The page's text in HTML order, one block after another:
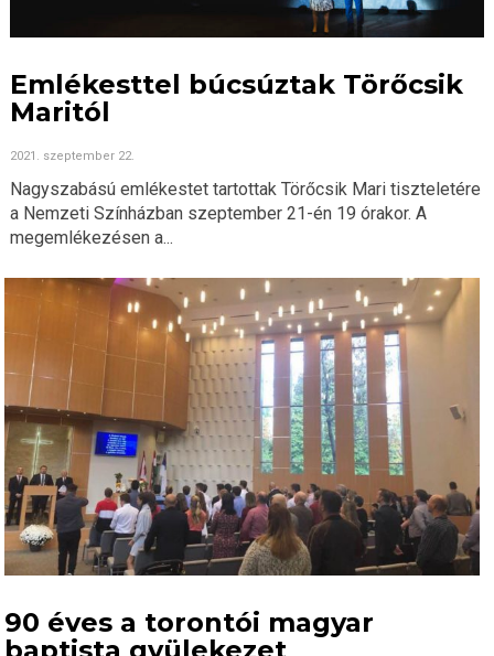
Emlékesttel búcsúztak Törőcsik
Maritól
2021. szeptember 22.
Nagyszabású emlékestet tartottak Törőcsik Mari tiszteletére
a Nemzeti Színházban szeptember 21-én 19 órakor. A
megemlékezésen a...
90 éves a torontói magyar